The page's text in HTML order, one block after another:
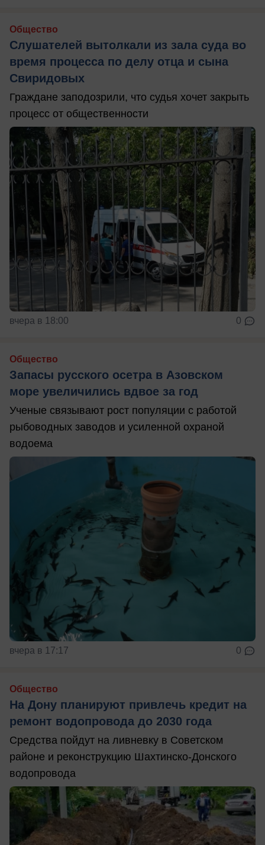
Общество
Слушателей вытолкали из зала суда во
время процесса по делу отца и сына
Свиридовых
Граждане заподозрили, что судья хочет закрыть
процесс от общественности
вчера в 18:00 0
Общество
Запасы русского осетра в Азовском
море увеличились вдвое за год
Ученые связывают рост популяции с работой
рыбоводных заводов и усиленной охраной
водоема
вчера в 17:17 0
Общество
На Дону планируют привлечь кредит на
ремонт водопровода до 2030 года
Средства пойдут на ливневку в Советском
районе и реконструкцию Шахтинско-Донского
водопровода